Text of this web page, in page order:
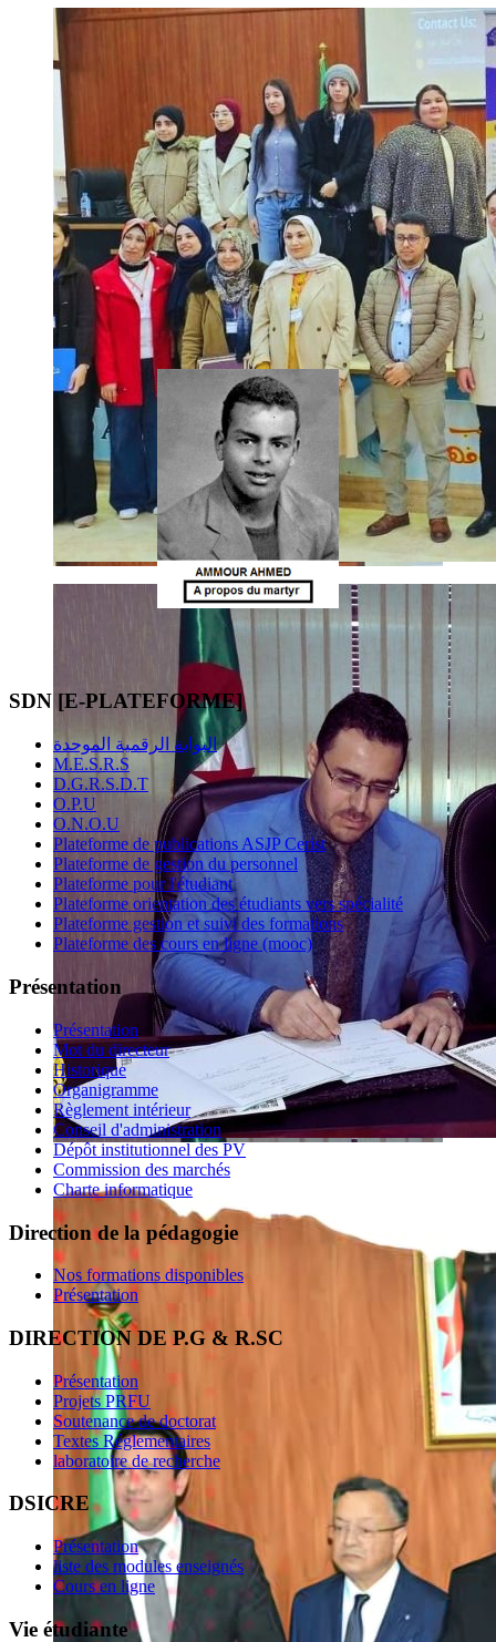
SDN [E-PLATEFORME]
البوابة الرقمية الموحدة
M.E.S.R.S
D.G.R.S.D.T
O.P.U
O.N.O.U
Plateforme de publications ASJP Cerist
Plateforme de gestion du personnel
Plateforme pour l'étudiant
Plateforme orientation des étudiants vers spécialité
Plateforme gestion et suivi des formations
Plateforme des cours en ligne (mooc)
Présentation
Présentation
Mot du directeur
Historique
Organigramme
Règlement intérieur
Conseil d'administration
Dépôt institutionnel des PV
Commission des marchés
Charte informatique
Direction de la pédagogie
Nos formations disponibles
Présentation
DIRECTION DE P.G & R.SC
Présentation
Projets PRFU
Soutenance de doctorat
Textes Réglementaires
laboratoire de recherche
DSICRE
Présentation
liste des modules enseignés
Cours en ligne
Vie étudiante